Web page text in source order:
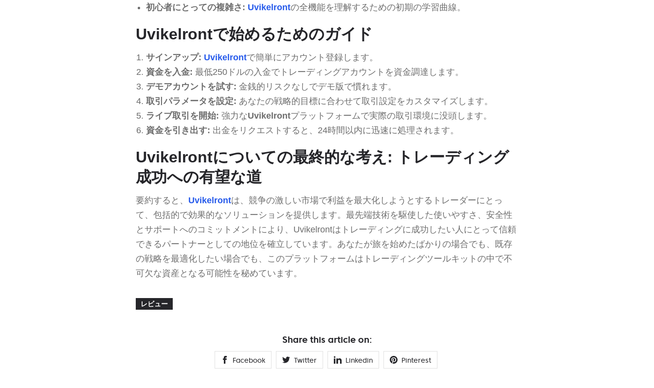
初心者にとっての複雑さ: Uvikelrontの全機能を理解するための初期の学習曲線。
Uvikelrontで始めるためのガイド
サインアップ: Uvikelrontで簡単にアカウント登録します。
資金を入金: 最低250ドルの入金でトレーディングアカウントを資金調達します。
デモアカウントを試す: 金銭的リスクなしでデモ版で慣れます。
取引パラメータを設定: あなたの戦略的目標に合わせて取引設定をカスタマイズします。
ライブ取引を開始: 強力なUvikelrontプラットフォームで実際の取引環境に没頭します。
資金を引き出す: 出金をリクエストすると、24時間以内に迅速に処理されます。
Uvikelrontについての最終的な考え: トレーディング
成功への有望な道
要約すると、 Uvikelrontは、競争の激しい市場で利益を最大化しようとするトレーダーにとっ
て、包括的で効果的なソリューションを提供します。最先端技術を駆使した使いやすさ、安全性
とサポートへのコミットメントにより、Uvikelrontはトレーディングに成功したい人にとって信頼
できるパートナーとしての地位を確立しています。あなたが旅を始めたばかりの場合でも、既存
の戦略を最適化したい場合でも、このプラットフォームはトレーディングツールキットの中で不
可欠な資産となる可能性を秘めています。
レビュー
Share this article on:
Facebook Twitter Linkedin Pinterest